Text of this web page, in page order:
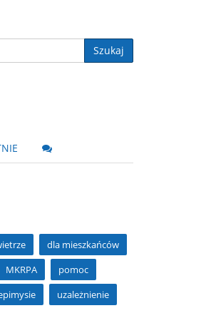
Szukaj
dla mieszkańców
MKRPA
pomoc
uzależnienie